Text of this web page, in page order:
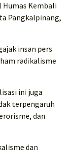
Humas Kembali
Pangkalpinang,
insan pers
radikalisme
ini juga
terpengaruh
dan
dan